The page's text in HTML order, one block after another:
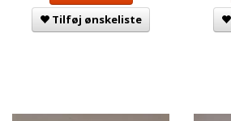
Tilføj ønskeliste